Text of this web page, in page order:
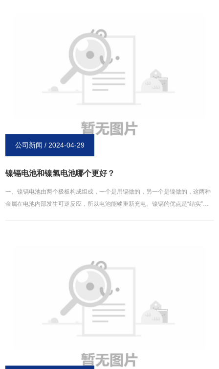
用市场增速放缓。消费产品方面，全球手机产量增速将进一步降至5%左右，而笔
记本电脑与平板电脑产量还将延续下滑态势，可穿戴设备、无人机等新兴产品增
速较快但规模不大；动力产品方面，全球电动汽车产量将突破120万辆，增幅比
2016年有所下降，锂离子电池电动自行车产量增速将保持在15%上下。在此带动
下，预计2017年全球锂离子电池产业规模将超过420亿美元，保持较平稳增长。
高，中国锂离子电池厂家将获得更大的市场空间，预估2017年我国在全球锂离子
电池市场占比将会达到43%，进一步扩大与日韩等过的距离。 以上内容均来源
于博研镍氢电池网：http://www.xinxiangboyan.com。
公司新闻 / 2024-04-29
镍镉电池和镍氢电池哪个更好？
一、镍镉电池由两个极板构成组成，一个是用镉做的，另一个是镍做的，这两种
金属在电池内部发生可逆反应，所以电池能够重新充电。镍镉的优点是“结实”、
离子与金属镍合成，电量储备比镍镉电池要多30%左右，比镍镉电池更加轻便，
使用寿命也更长，而且对环境也没有污染，没有记忆效应。但镍氢电池的缺点是
价格要比镍镉电池贵上好多。大家在选择是可以根据自己的使用需求来选择对应
的电池。新乡博研电源技术力量**，所生产的镍氢电池与镍镉电池**节能，性价
比更高。欢迎有需求的用户同我们联系。